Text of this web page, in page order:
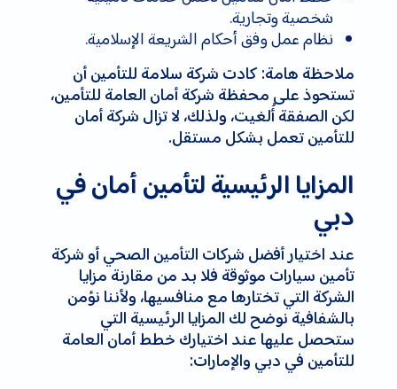
شخصية وتجارية.
نظام عمل وفق أحكام الشريعة الإسلامية.
ملاحظة هامة: كادت شركة سلامة للتأمين أن
تستحوذ على محفظة شركة أمان العامة للتأمين،
لكن الصفقة أُلغيت، ولذلك، لا تزال شركة أمان
للتأمين تعمل بشكل مستقل.
المزايا الرئيسية لتأمين أمان في
دبي
عند اختيار أفضل شركات التأمين الصحي أو شركة
تأمين سيارات موثوقة فلا بد من مقارنة مزايا
الشركة التي تختارها مع منافسيها، ولأننا نؤمن
بالشفافية نوضح لك المزايا الرئيسية التي
ستحصل عليها عند اختيارك خطط أمان العامة
للتأمين في دبي والإمارات: